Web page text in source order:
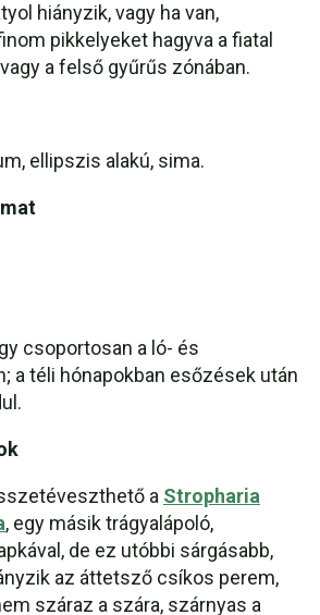
hiányzik, vagy ha van,
pikkelyeket hagyva a fiatal
a felső gyűrűs zónában.
ellipszis alakú, sima.
csoportosan a ló- és
a téli hónapokban esőzések után
a Stropharia
, egy másik trágyalápoló,
de ez utóbbi sárgásabb,
az áttetsző csíkos perem,
száraz a szára, szárnyas a